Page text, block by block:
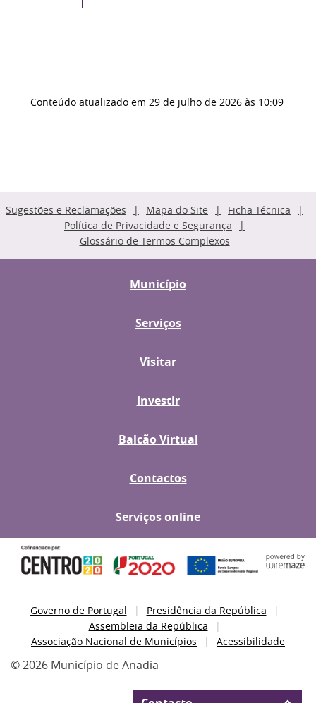
Conteúdo atualizado em 29 de julho de 2026 às 10:09
Sugestões e Reclamações Mapa do Site
Ficha Técnica
Política de Privacidade e Segurança
Glossário de Termos Complexos
Município
Serviços
Visitar
Investir
Balcão Virtual
Contactos
Serviços online
Governo de Portugal
Presidência da República
Assembleia da República
Associação Nacional de Municípios
Acessibilidade
© 2026 Município de Anadia